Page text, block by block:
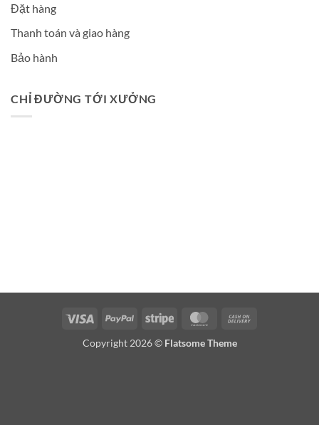
Đặt hàng
Thanh toán và giao hàng
Bảo hành
CHỈ ĐƯỜNG TỚI XƯỞNG
Visa PayPal Stripe MasterCard
Copyright 2026 © Flatsome Theme